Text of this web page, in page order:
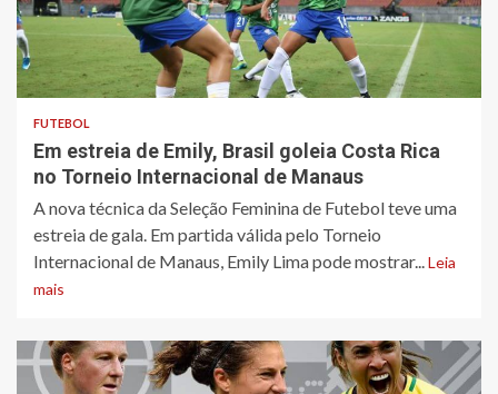
FUTEBOL
Em estreia de Emily, Brasil goleia Costa Rica
no Torneio Internacional de Manaus
A nova técnica da Seleção Feminina de Futebol teve uma
estreia de gala. Em partida válida pelo Torneio
Internacional de Manaus, Emily Lima pode mostrar...Leia
mais